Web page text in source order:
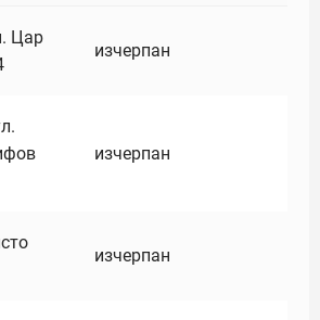
Цар
изчерпан
изчерпан
изчерпан